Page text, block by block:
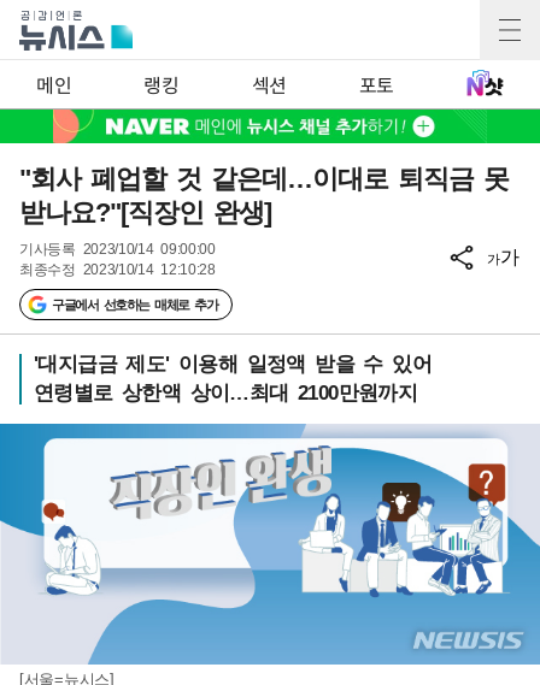
메인 랭킹 섹션 포토
"회사 폐업할 것 같은데…이대로 퇴직금 못
받나요?"[직장인 완생]
기사등록 2023/10/14 09:00:00
최종수정 2023/10/14 12:10:28
구글에서 선호하는 매체로 추가
가가
'대지급금 제도' 이용해 일정액 받을 수 있어
연령별로 상한액 상이…최대 2100만원까지
[서울=뉴시스]